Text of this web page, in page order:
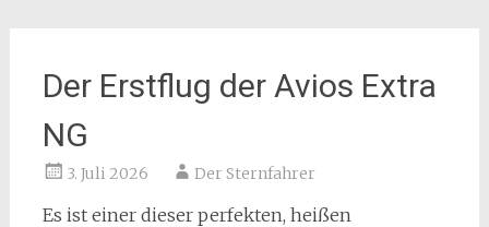
Der Erstflug der Avios Extra
NG
3. Juli 2026 Der Sternfahrer
Es ist einer dieser perfekten, heißen